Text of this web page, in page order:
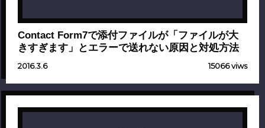
Contact Form7で添付ファイルが「ファイルが大
きすぎます」とエラーで送れない原因と対処方法
2016.3.6 15066 viws